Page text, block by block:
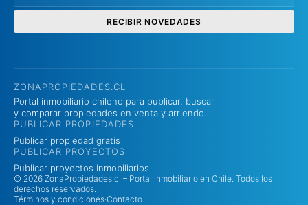
RECIBIR NOVEDADES
ZONAPROPIEDADES.CL
Portal inmobiliario chileno para publicar, buscar
y comparar propiedades en venta y arriendo.
PUBLICAR PROPIEDADES
Publicar propiedad gratis
PUBLICAR PROYECTOS
Publicar proyectos inmobiliarios
© 2026 ZonaPropiedades.cl – Portal inmobiliario en Chile. Todos los
derechos reservados.
Términos y condiciones·Contacto